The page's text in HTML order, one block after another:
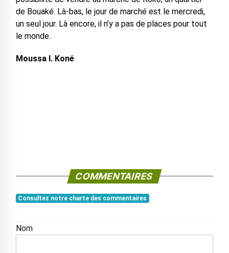
de Bouaké. Là-bas, le jour de marché est le mercredi,
un seul jour. Là encore, il n’y a pas de places pour tout
le monde.
Moussa I. Koné
COMMENTAIRES
Consultez notre charte des commentaires
Nom